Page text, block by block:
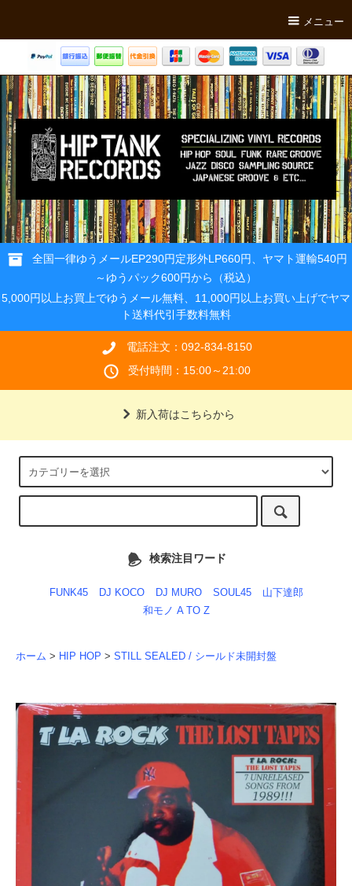
メニュー
全国一律ゆうメールEP290円定形外LP660円、ヤマト運輸540円
～ゆうパック600円から（税込）
5,000円以上お買上でゆうメール無料、11,000円以上お買い上げでヤマ
ト送料代引手数料無料
電話注文：092-834-8150
受付時間：15:00～21:00
新入荷はこちらから
検索注目ワード
FUNK45 DJ KOCO DJ MURO SOUL45
山下達郎
和モノ A TO Z
ホーム > HIP HOP > STILL SEALED / シールド未開封盤